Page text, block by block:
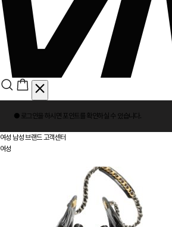
그
인
● 로그인을 하시면 포인트 를 확인하실 수 있습니다.
여성 남성 브랜드 고객센터
여성